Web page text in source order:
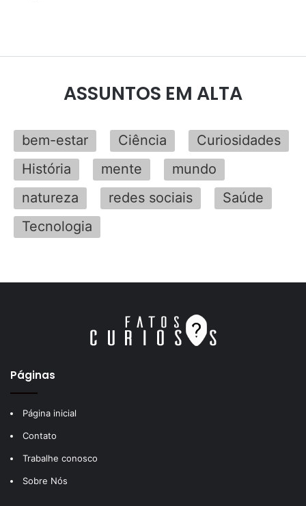
ASSUNTOS EM ALTA
bem-estar Ciência
Curiosidades
História
mente
mundo
natureza
redes sociais
Saúde
Tecnologia
Páginas
Página inicial
Contato
Trabalhe conosco
Sobre Nós